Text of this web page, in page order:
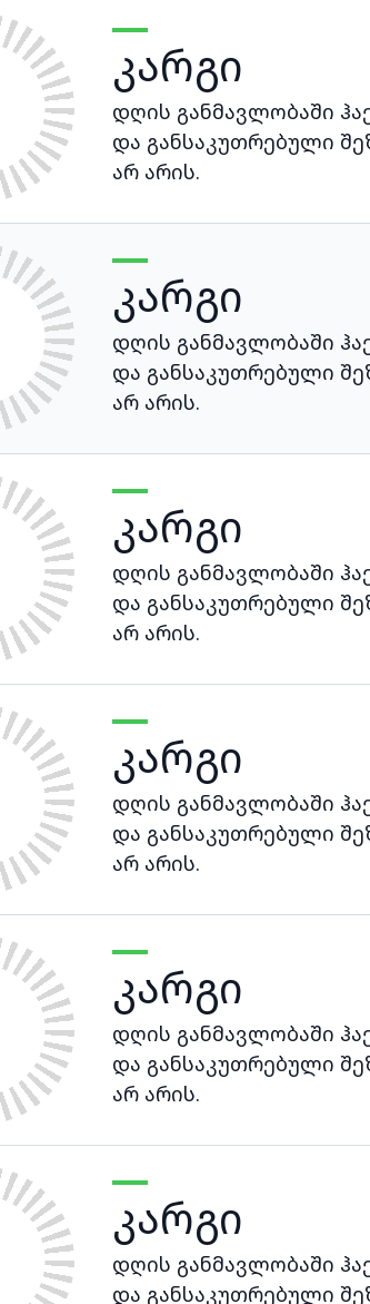
კარგი
დღის განმავლობაში
და განსაკუთრებული
არ არის.
კარგი
დღის განმავლობაში
და განსაკუთრებული
არ არის.
კარგი
დღის განმავლობაში
და განსაკუთრებული
არ არის.
კარგი
დღის განმავლობაში
და განსაკუთრებული
არ არის.
კარგი
დღის განმავლობაში
და განსაკუთრებული
არ არის.
კარგი
დღის განმავლობაში
და განსაკუთრებული